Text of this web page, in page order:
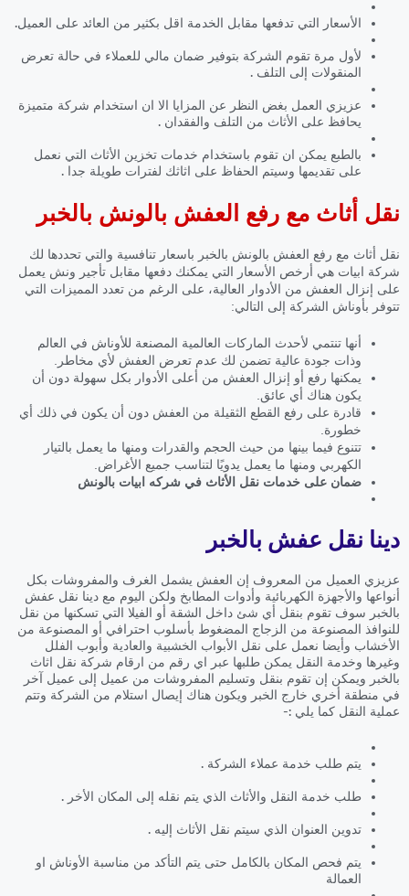
الأسعار التي تدفعها مقابل الخدمة اقل بكثير من العائد على العميل.
لأول مرة تقوم الشركة بتوفير ضمان مالي للعملاء في حالة تعرض
المنقولات إلى التلف .
عزيزي العمل بغض النظر عن المزايا الا ان استخدام شركة متميزة
يحافظ على الأثاث من التلف والفقدان .
بالطبع يمكن ان تقوم باستخدام خدمات تخزين الأثاث التي نعمل
على تقديمها وسيتم الحفاظ على اثاثك لفترات طويلة جدا .
نقل أثاث مع رفع العفش بالونش بالخبر
نقل أثاث مع رفع العفش بالونش بالخبر باسعار تنافسية والتي تحددها لك
شركة ابيات هي أرخص الأسعار التي يمكنك دفعها مقابل تأجير ونش يعمل
على إنزال العفش من الأدوار العالية، على الرغم من تعدد المميزات التي
تتوفر بأوناش الشركة إلى التالي:
أنها تنتمي لأحدث الماركات العالمية المصنعة للأوناش في العالم
وذات جودة عالية تضمن لك عدم تعرض العفش لأي مخاطر.
يمكنها رفع أو إنزال العفش من أعلى الأدوار بكل سهولة دون أن
يكون هناك أي عائق.
قادرة على رفع القطع الثقيلة من العفش دون أن يكون في ذلك أي
خطورة.
تتنوع فيما بينها من حيث الحجم والقدرات ومنها ما يعمل بالتيار
الكهربي ومنها ما يعمل يدويًا لتناسب جميع الأغراض.
ضمان على خدمات نقل الأثاث في شركه ابيات بالونش
دينا نقل عفش بالخبر
عزيزي العميل من المعروف إن العفش يشمل الغرف والمفروشات بكل
أنواعها والأجهزة الكهربائية وأدوات المطابخ ولكن اليوم مع دينا نقل عفش
بالخبر سوف تقوم بنقل أي شئ داخل الشقة أو الفيلا التي تسكنها من نقل
للنوافذ المصنوعة من الزجاج المضغوط بأسلوب احترافي أو المصنوعة من
الأخشاب وأيضا نعمل على نقل الأبواب الخشبية والعادية وأبوب الفلل
وغيرها وخدمة النقل يمكن طلبها عبر اي رقم من ارقام شركة نقل اثاث
بالخبر ويمكن إن تقوم بنقل وتسليم المفروشات من عميل إلى عميل آخر
في منطقة أخري خارج الخبر ويكون هناك إيصال استلام من الشركة وتتم
عملية النقل كما يلي :-
يتم طلب خدمة عملاء الشركة .
طلب خدمة النقل والأثاث الذي يتم نقله إلى المكان الأخر .
تدوين العنوان الذي سيتم نقل الأثاث إليه .
يتم فحص المكان بالكامل حتى يتم التأكد من مناسبة الأوناش او
العمالة